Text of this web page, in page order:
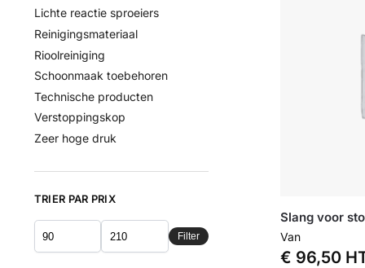
Slang voor
Van
€ 96,50
Lichte reactie sproeiers
Reinigingsmateriaal
Rioolreiniging
Schoonmaak toebehoren
Technische producten
Verstoppingskop
Zeer hoge druk
TRIER PAR PRIX
Filter